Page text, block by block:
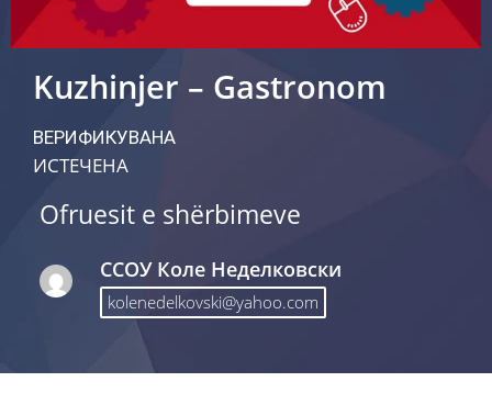
Kuzhinjer – Gastronom
ВЕРИФИКУВАНА
ИСТЕЧЕНА
Ofruesit e shërbimeve
ССОУ Коле Неделковски
kolenedelkovski@yahoo.com